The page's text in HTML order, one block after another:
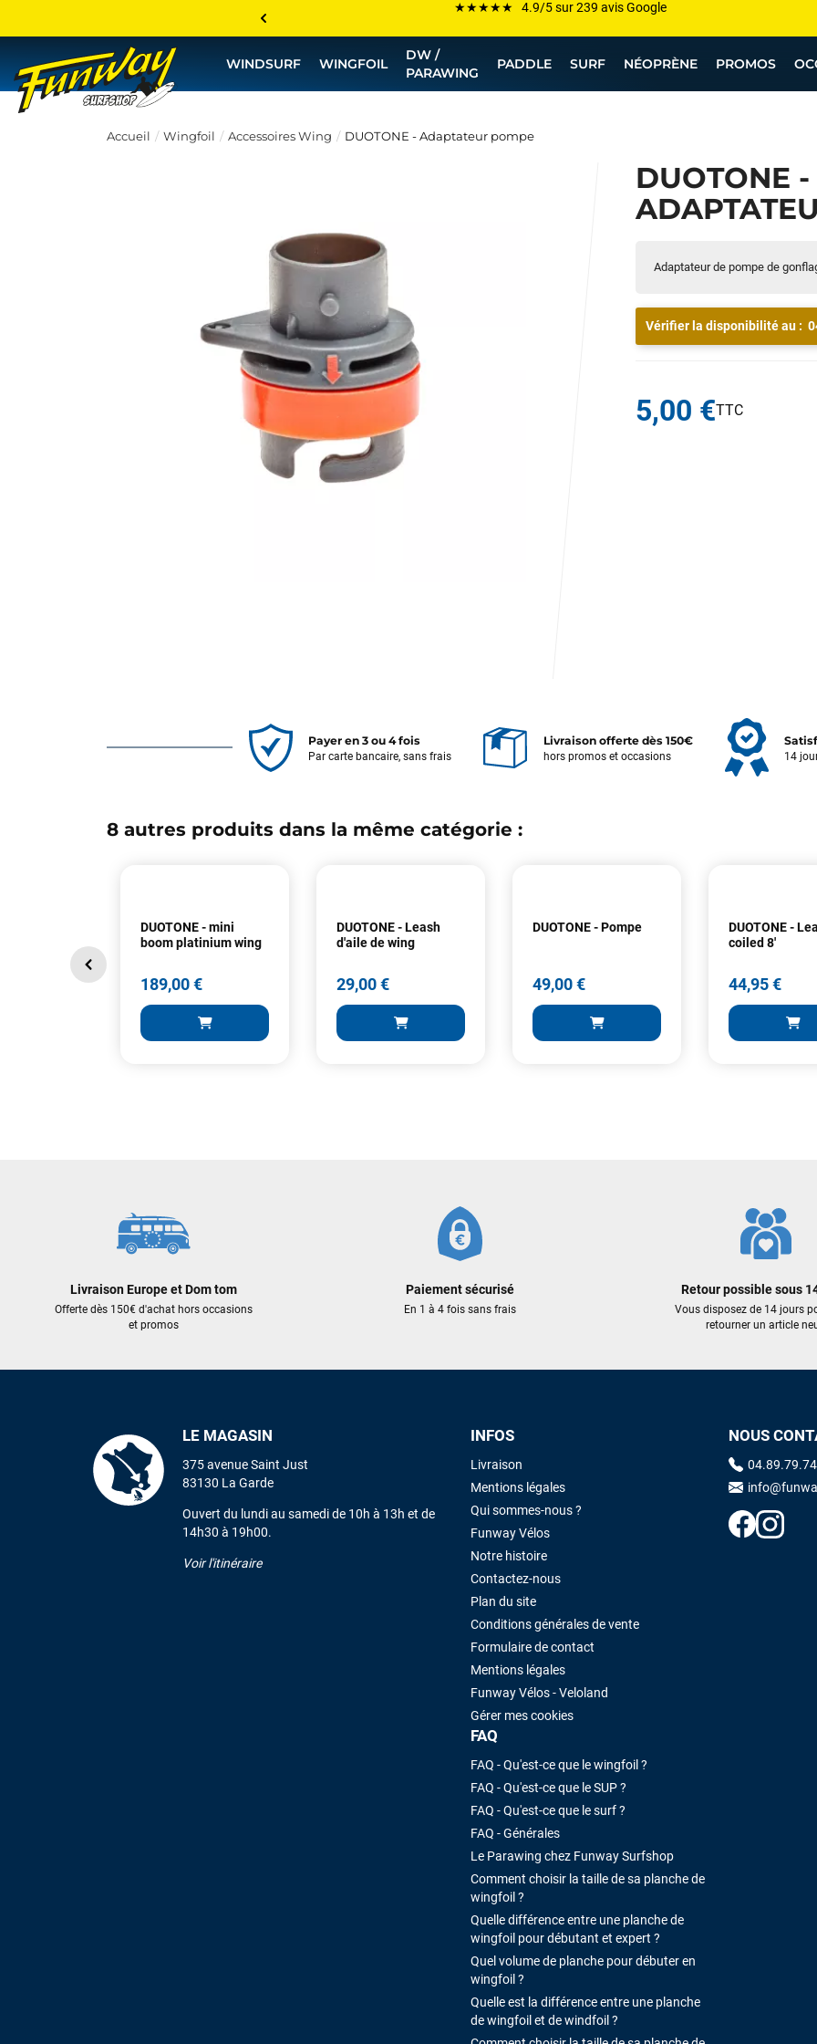
Les plus grandes marques sont chez Funway
Jusqu’à -75% de remise sur le windsurf, wingfoil, etc...
💰 Meilleur prix garanti — Moins cher ailleurs ? On s’aligne !
WINDSURF WINGFOIL
DW /
PARAWING
PADDLE SURF NÉOPRÈNE PROMOS
Accueil Wingfoil Accessoires Wing DUOTONE - Adaptateur pompe
DUOTONE -
Adaptateur de pompe de
Vérifier la disponibilité au :
5,00 €
Payer en 3 ou 4 fois
Par carte bancaire, sans frais
Livraison offerte dès 150€
hors promos et occasions 14
8 autres produits dans la même catégorie :
DUOTONE - mini
boom platinium wing
189,00 €
DUOTONE - Leash
d'aile de wing
29,00 €
DUOTONE - Pompe
49,00 €
DUOTONE -
coiled 8'
44,95 €
Livraison Europe et Dom tom
Offerte dès 150€ d'achat hors occasions
et promos
Paiement sécurisé
En 1 à 4 fois sans frais
Retour possible sous
Vous disposez de 14 jours
retourner un article
LE MAGASIN
375 avenue Saint Just
83130 La Garde
Ouvert du lundi au samedi de 10h à 13h et de
14h30 à 19h00.
Voir l'itinéraire
INFOS
Livraison
Mentions légales
Qui sommes-nous ?
Funway Vélos
Notre histoire
Contactez-nous
Plan du site
Conditions générales de vente
Formulaire de contact
Mentions légales
Funway Vélos - Veloland
Gérer mes cookies
FAQ
FAQ - Qu'est-ce que le wingfoil ?
FAQ - Qu'est-ce que le SUP ?
FAQ - Qu'est-ce que le surf ?
FAQ - Générales
Le Parawing chez Funway Surfshop
Comment choisir la taille de sa planche de
wingfoil ?
Quelle différence entre une planche de
wingfoil pour débutant et expert ?
Quel volume de planche pour débuter en
wingfoil ?
Quelle est la différence entre une planche
de wingfoil et de windfoil ?
NOUS
Découvrez quelques uns de vos
François
il y a un mois
J’ai commandé un pack via leur site internet. À peine la commande
Sébastien BACHELIER
Cela faisait 6 mois que je galérais à remplacer ma board eux m'ont
trouvé une pépite à laquelle je n'aurais jamais pensé ! Excellent conseil
excellent prix et en plus super sympas. Merci encore pour cette severne
dyno !
VOIR TOUS LES AVIS LAISSER UN AVIS